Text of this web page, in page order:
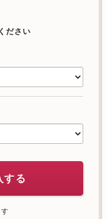
ださい
する